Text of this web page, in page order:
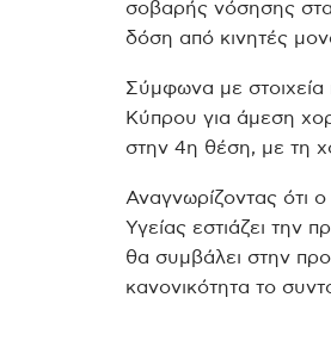
σοβαρής νόσησης
δόση από κινητές
Σύμφωνα με στοιχεία
Κύπρου για άμεση
στην 4η θέση, με τη
Αναγνωρίζοντας ότι
Υγείας εστιάζει την
θα συμβάλει στην
κανονικότητα το